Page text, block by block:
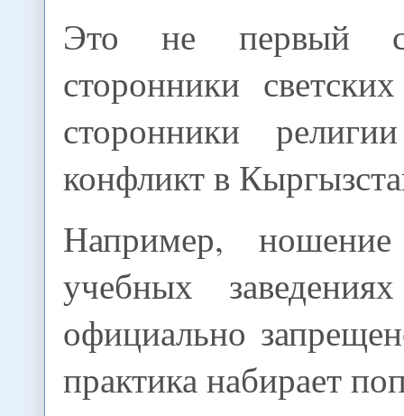
Это не первый
сторонники
сторонники
конфликт в
Например,
учебных
официально
практика набирает